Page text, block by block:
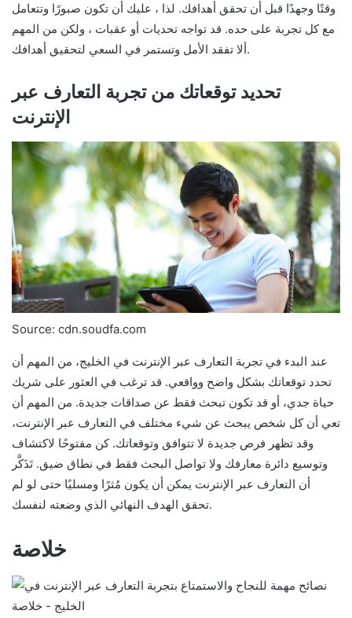
وقتًا وجهدًا قبل أن تحقق أهدافك. لذا ، عليك أن تكون صبورًا وتتعامل
مع كل تجربة على حده. قد تواجه تحديات أو عقبات ، ولكن من المهم
ألا تفقد الأمل وتستمر في السعي لتحقيق أهدافك.
تحديد توقعاتك من تجربة التعارف عبر
الإنترنت
Source: cdn.soudfa.com
عند البدء في تجربة التعارف عبر الإنترنت في الخليج، من المهم أن
تحدد توقعاتك بشكل واضح وواقعي. قد ترغب في العثور على شريك
حياة جدي، أو قد تكون تبحث فقط عن صداقات جديدة. من المهم أن
تعي أن كل شخص يبحث عن شيء مختلف في التعارف عبر الإنترنت،
وقد تظهر فرص جديدة لا تتوافق وتوقعاتك. كن مفتوحًا لاكتشاف
وتوسيع دائرة معارفك ولا تواصل البحث فقط في نطاق ضيق. تَذَكَّر
أن التعارف عبر الإنترنت يمكن أن يكون مُثرًا ومسليًا حتى لو لم
تحقق الهدف النهائي الذي وضعته لنفسك.
خلاصة